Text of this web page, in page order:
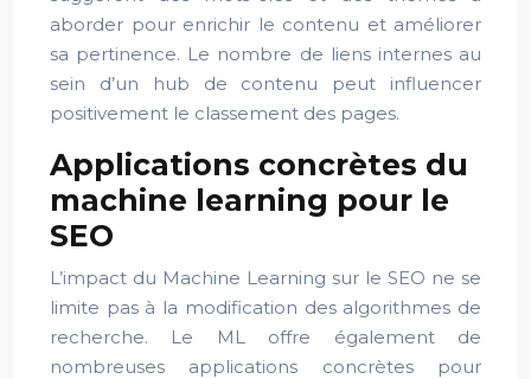
aborder pour enrichir le contenu et améliorer
sa pertinence. Le nombre de liens internes au
sein d’un hub de contenu peut influencer
positivement le classement des pages.
Applications concrètes du
machine learning pour le
SEO
L’impact du Machine Learning sur le SEO ne se
limite pas à la modification des algorithmes de
recherche. Le ML offre également de
nombreuses applications concrètes pour